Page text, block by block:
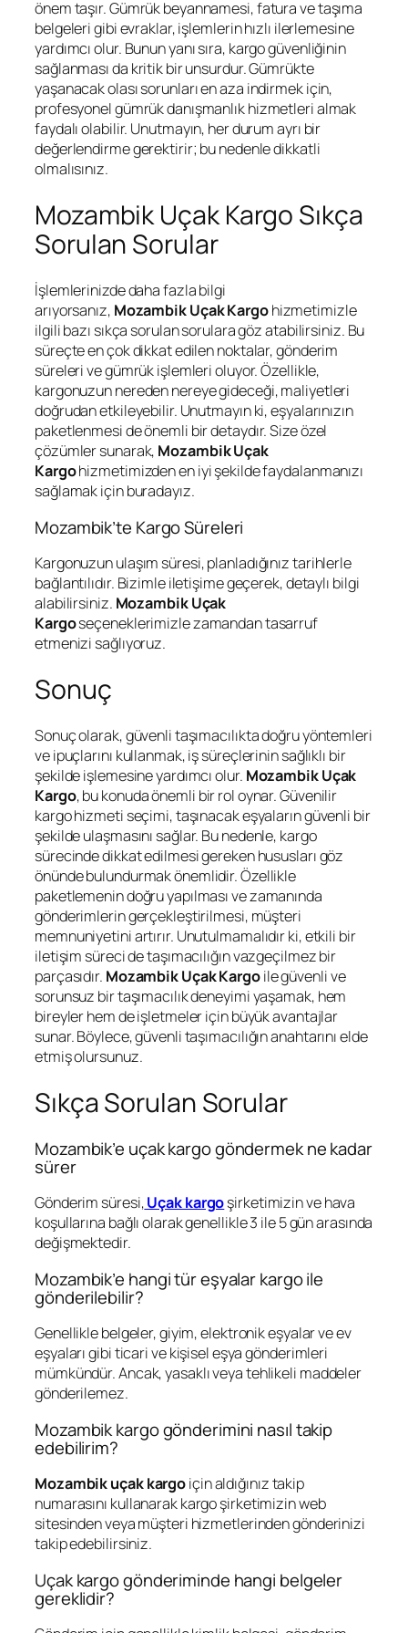
önem taşır. Gümrük beyannamesi, fatura ve taşıma
belgeleri gibi evraklar, işlemlerin hızlı ilerlemesine
yardımcı olur. Bunun yanı sıra, kargo güvenliğinin
sağlanması da kritik bir unsurdur. Gümrükte
yaşanacak olası sorunları en aza indirmek için,
profesyonel gümrük danışmanlık hizmetleri almak
faydalı olabilir. Unutmayın, her durum ayrı bir
değerlendirme gerektirir; bu nedenle dikkatli
olmalısınız.
Mozambik Uçak Kargo Sıkça
Sorulan Sorular
İşlemlerinizde daha fazla bilgi
arıyorsanız, Mozambik Uçak Kargohizmetimizle
ilgili bazı sıkça sorulan sorulara göz atabilirsiniz. Bu
süreçte en çok dikkat edilen noktalar, gönderim
süreleri ve gümrük işlemleri oluyor. Özellikle,
kargonuzun nereden nereye gideceği, maliyetleri
doğrudan etkileyebilir. Unutmayın ki, eşyalarınızın
paketlenmesi de önemli bir detaydır. Size özel
çözümler sunarak, Mozambik Uçak
Kargohizmetimizden en iyi şekilde faydalanmanızı
sağlamak için buradayız.
Mozambik’te Kargo Süreleri
Kargonuzun ulaşım süresi, planladığınız tarihlerle
bağlantılıdır. Bizimle iletişime geçerek, detaylı bilgi
alabilirsiniz. Mozambik Uçak
Kargoseçeneklerimizle zamandan tasarruf
etmenizi sağlıyoruz.
Sonuç
Sonuç olarak, güvenli taşımacılıkta doğru yöntemleri
ve ipuçlarını kullanmak, iş süreçlerinin sağlıklı bir
şekilde işlemesine yardımcı olur. Mozambik Uçak
Kargo, bu konuda önemli bir rol oynar. Güvenilir
kargo hizmeti seçimi, taşınacak eşyaların güvenli bir
şekilde ulaşmasını sağlar. Bu nedenle, kargo
sürecinde dikkat edilmesi gereken hususları göz
önünde bulundurmak önemlidir. Özellikle
paketlemenin doğru yapılması ve zamanında
gönderimlerin gerçekleştirilmesi, müşteri
memnuniyetini artırır. Unutulmamalıdır ki, etkili bir
iletişim süreci de taşımacılığın vazgeçilmez bir
parçasıdır. Mozambik Uçak Kargoile güvenli ve
sorunsuz bir taşımacılık deneyimi yaşamak, hem
bireyler hem de işletmeler için büyük avantajlar
sunar. Böylece, güvenli taşımacılığın anahtarını elde
etmiş olursunuz.
Sıkça Sorulan Sorular
Mozambik’e uçak kargo göndermek ne kadar
sürer
Gönderim süresi,Uçak kargoşirketimizin ve hava
koşullarına bağlı olarak genellikle 3 ile 5 gün arasında
değişmektedir.
Mozambik’e hangi tür eşyalar kargo ile
gönderilebilir?
Genellikle belgeler, giyim, elektronik eşyalar ve ev
eşyaları gibi ticari ve kişisel eşya gönderimleri
mümkündür. Ancak, yasaklı veya tehlikeli maddeler
gönderilemez.
Mozambik kargo gönderimini nasıl takip
edebilirim?
Mozambik uçak kargoiçin aldığınız takip
numarasını kullanarak kargo şirketimizin web
sitesinden veya müşteri hizmetlerinden gönderinizi
takip edebilirsiniz.
Uçak kargo gönderiminde hangi belgeler
gereklidir?